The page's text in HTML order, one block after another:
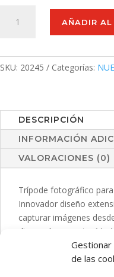
de las
Merylin
AÑADIR AL
SKU: 20245 Categorías:
DESCRIPCIÓN
INFORMACIÓN
VALORACIONES (0)
Trípode fotográfico
Innovador diseño
capturar imágenes
disparador remoto.
y diseño ergonómico
antideslizante para